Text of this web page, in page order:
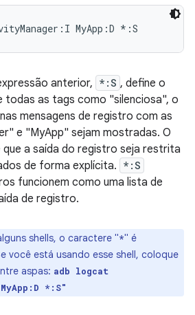
anterior, *:S , define o
todas as tags como "silenciosa", o
mensagens de registro com as
e "MyApp" sejam mostradas. O
a saída do registro seja restrita
de forma explícita. *:S
funcionem como uma lista de
de registro.
shells, o caractere "*" é
você está usando esse shell, coloque
aspas: adb logcat
*:S"